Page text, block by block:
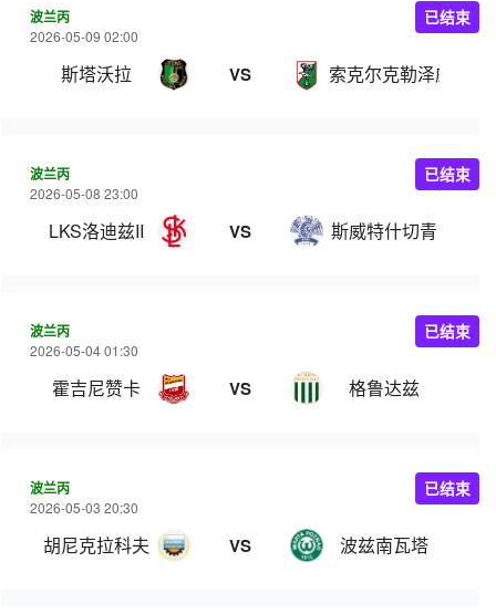
波兰丙
2026-05-09 02:00
斯塔沃拉 VS 索克尔克勒泽威
已结束
波兰丙
2026-05-08 23:00
LKS洛迪兹II VS 斯威特什切青
已结束
波兰丙
2026-05-04 01:30
霍吉尼赞卡 VS 格鲁达兹
已结束
波兰丙
2026-05-03 20:30
胡尼克拉科夫 VS 波兹南瓦塔
已结束